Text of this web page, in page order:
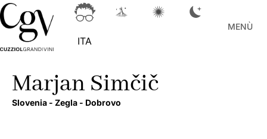
ITA
MENÙ
Marjan Simčič
Slovenia - Zegla - Dobrovo